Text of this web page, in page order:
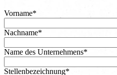
Vorname*
Nachname*
Name des Unternehmens*
Stellenbezeichnung*